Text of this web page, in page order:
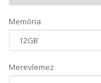
Memória
Merevlemez